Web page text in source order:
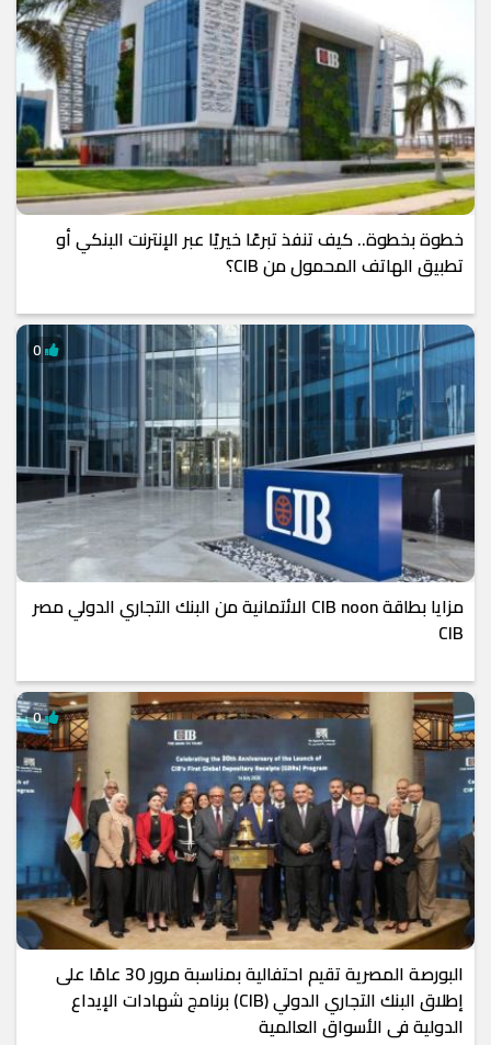
خطوة بخطوة.. كيف تنفذ تبرعًا خيريًا عبر الإنترنت البنكي أو
تطبيق الهاتف المحمول من CIB؟
مزايا بطاقة CIB noon الائتمانية من البنك التجاري الدولي مصر
CIB
البورصة المصرية تقيم احتفالية بمناسبة مرور 30 عامًا على
إطلاق البنك التجاري الدولي (CIB) برنامج شهادات الإيداع
الدولية في الأسواق العالمية
0